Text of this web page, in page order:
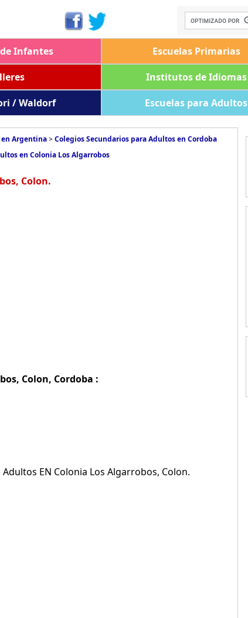
Infantes Escuelas Primarias
Institutos de Idiomas
/ Waldorf Escuelas para Adultos
en Argentina>Colegios Secundarios para Adultos en Cordoba
en Colonia Los Algarrobos
Colon.
Colon, Cordoba :
EN Colonia Los Algarrobos, Colon.